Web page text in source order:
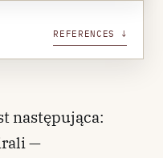
REFERENCES ↓
następująca:
—